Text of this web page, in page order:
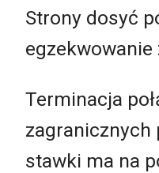
Strony dosyć
egzekwowanie
Terminacja
zagranicznych
stawki ma na